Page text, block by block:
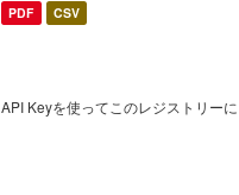
PDF CSV
API Keyを使ってこのレジストリー